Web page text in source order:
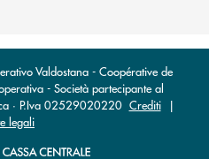
Valdostana - Coopérative de
- Società partecipante al
· P.Iva 02529020220 Crediti|
legali